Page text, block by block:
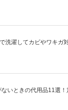
洗濯してカビやワキガ
いときの代用品11選！